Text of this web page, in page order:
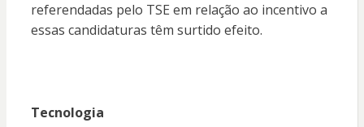
referendadas pelo TSE em relação ao incentivo a
essas candidaturas têm surtido efeito.
Tecnologia